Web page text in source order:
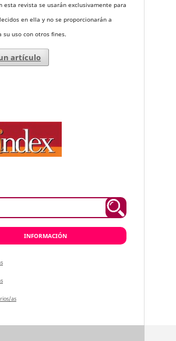
esta revista se usarán exclusivamente para
en ella y no se proporcionarán a
su uso con otros fines.
artículo
INFORMACIÓN
as